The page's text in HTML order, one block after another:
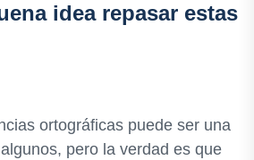
idea repasar estas
ortográficas puede ser una
pero la verdad es que